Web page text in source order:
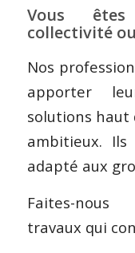
Vous êtes
collectivité
Nos
apporter
solutions haut
ambitieux.
adapté aux
Faites-
travaux qui